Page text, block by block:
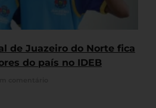
de Juazeiro do Norte fica
do país no IDEB